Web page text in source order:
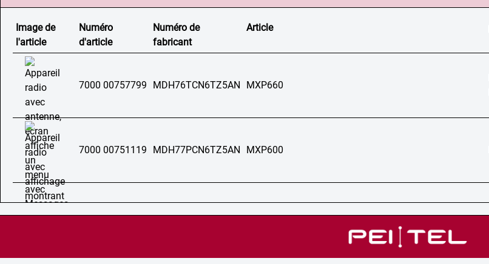
Image de
l'article
Numéro
d'article
Numéro de
fabricant
Article
7000 00757799 MDH76TCN6TZ5AN MXP660
7000 00751119 MDH77PCN6TZ5AN MXP600